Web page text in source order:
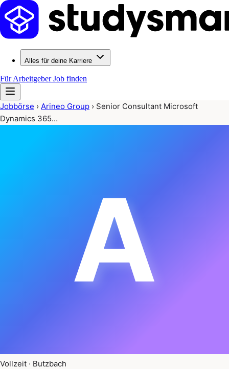
Alles für deine Karriere
Für ArbeitgeberJob finden
Jobbörse › Arineo Group › Senior Consultant Microsoft
Dynamics 365…
A
Vollzeit · Butzbach